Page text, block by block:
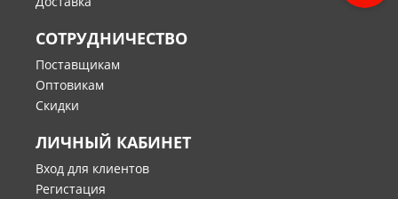
СОТРУДНИЧЕСТВО
Поставщикам
Оптовикам
Скидки
ЛИЧНЫЙ КАБИНЕТ
Вход для клиентов
Регистация